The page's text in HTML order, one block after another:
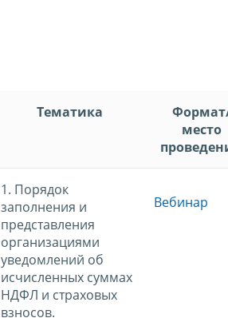
Тематика
место
1. Порядок
заполнения и
представления
организациями
уведомлений об
исчисленных суммах
НДФЛ и страховых
взносов.
Вебинар